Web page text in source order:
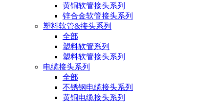
黄铜软管接头系列
锌合金软管接头系列
塑料软管&接头系列
全部
塑料软管系列
塑料软管接头系列
电缆接头系列
全部
不锈钢电缆接头系列
黄铜电缆接头系列